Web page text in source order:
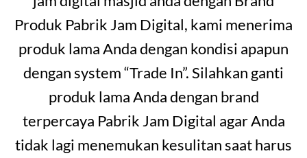
Produk Pabrik Jam Digital, kami menerima
produk lama Anda dengan kondisi apapun
dengan system “Trade In”. Silahkan ganti
produk lama Anda dengan brand
terpercaya Pabrik Jam Digital agar Anda
tidak lagi menemukan kesulitan saat harus